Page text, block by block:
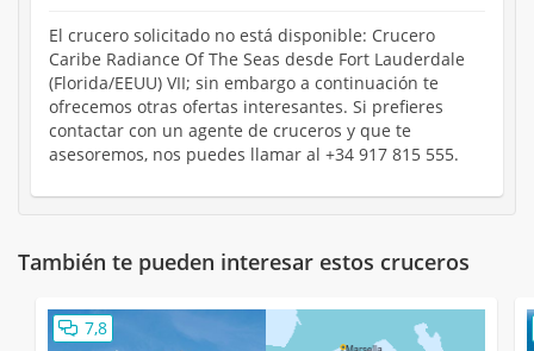
El crucero solicitado no está disponible: Crucero
Caribe Radiance Of The Seas desde Fort Lauderdale
(Florida/EEUU) VII; sin embargo a continuación te
ofrecemos otras ofertas interesantes. Si prefieres
contactar con un agente de cruceros y que te
asesoremos, nos puedes llamar al +34 917 815 555.
También te pueden interesar estos cruceros
7,8